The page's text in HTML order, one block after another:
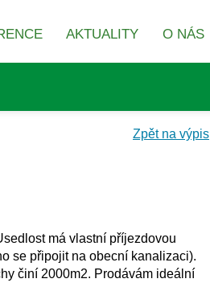
AKTUALITY O NÁS
Zpět na výpis
má vlastní příjezdovou
se připojit na obecní kanalizaci).
činí 2000m2. Prodávám ideální